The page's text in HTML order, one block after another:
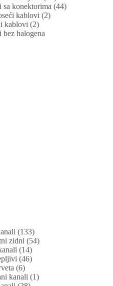
sa konektorima (44)
kablovi (2)
kablovi (2)
halogena
(133)
zidni (54)
(14)
(46)
(6)
kanali (1)